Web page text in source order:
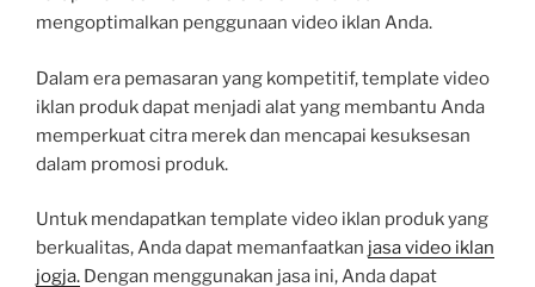
mengoptimalkan penggunaan video iklan Anda.
Dalam era pemasaran yang kompetitif, template video
iklan produk dapat menjadi alat yang membantu Anda
memperkuat citra merek dan mencapai kesuksesan
dalam promosi produk.
Untuk mendapatkan template video iklan produk yang
berkualitas, Anda dapat memanfaatkan jasa video iklan
jogja. Dengan menggunakan jasa ini, Anda dapat